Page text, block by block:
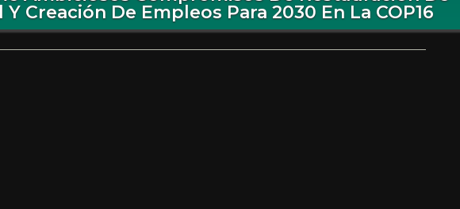
Creación De Empleos Para 2030 En La COP16